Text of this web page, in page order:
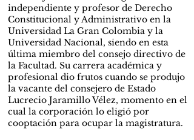
independiente y profesor de Derecho
Constitucional y Administrativo en la
Universidad La Gran Colombia y la
Universidad Nacional, siendo en esta
última miembro del consejo directivo de
la Facultad. Su carrera académica y
profesional dio frutos cuando se produjo
la vacante del consejero de Estado
Lucrecio Jaramillo Vélez, momento en el
cual la corporación lo eligió por
cooptación para ocupar la magistratura.